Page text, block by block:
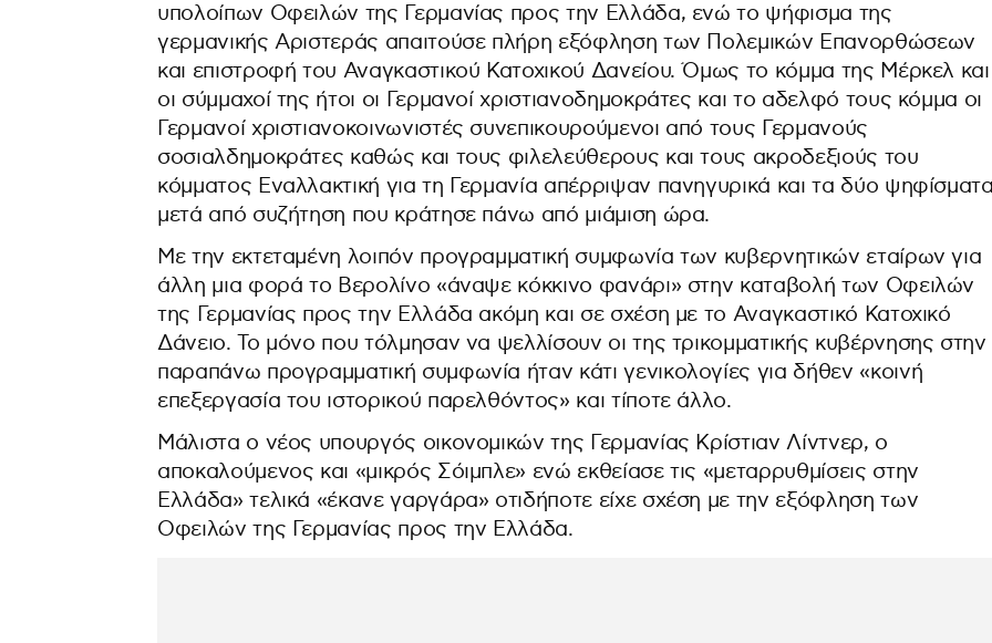
υπολοίπων Οφειλών της Γερμανίας προς την Ελλάδα, ενώ το ψήφισμα της
γερμανικής Αριστεράς απαιτούσε πλήρη εξόφληση των Πολεμικών Επανορθώσεων
και επιστροφή του Αναγκαστικού Κατοχικού Δανείου. Όμως το κόμμα της Μέρκελ και
οι σύμμαχοί της ήτοι οι Γερμανοί χριστιανοδημοκράτες και το αδελφό τους κόμμα οι
Γερμανοί χριστιανοκοινωνιστές συνεπικουρούμενοι από τους Γερμανούς
σοσιαλδημοκράτες καθώς και τους φιλελεύθερους και τους ακροδεξιούς του
κόμματος Εναλλακτική για τη Γερμανία απέρριψαν πανηγυρικά και τα δύο
μετά από συζήτηση που κράτησε πάνω από μιάμιση ώρα.
Με την εκτεταμένη λοιπόν προγραμματική συμφωνία των κυβερνητικών εταίρων για
άλλη μια φορά το Βερολίνο «άναψε κόκκινο φανάρι» στην καταβολή των Οφειλών
της Γερμανίας προς την Ελλάδα ακόμη και σε σχέση με το Αναγκαστικό Κατοχικό
Δάνειο. Το μόνο που τόλμησαν να ψελλίσουν οι της τρικομματικής κυβέρνησης στην
παραπάνω προγραμματική συμφωνία ήταν κάτι γενικολογίες για δήθεν «κοινή
επεξεργασία του ιστορικού παρελθόντος» και τίποτε άλλο.
Μάλιστα ο νέος υπουργός οικονομικών της Γερμανίας Κρίστιαν Λίντνερ, ο
αποκαλούμενος και «μικρός Σόιμπλε» ενώ εκθείασε τις «μεταρρυθμίσεις στην
Ελλάδα» τελικά «έκανε γαργάρα» οτιδήποτε είχε σχέση με την εξόφληση των
Οφειλών της Γερμανίας προς την Ελλάδα.